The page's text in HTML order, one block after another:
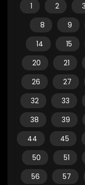
1 2 3
8
9
14
15
20
21
26
27
32
33
38
39
44
45
50
51
56
57